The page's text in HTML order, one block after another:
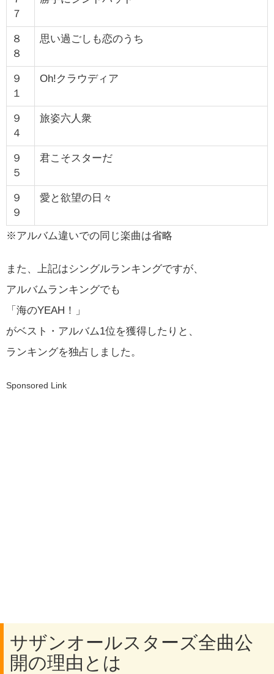
７
８
８
思い過ごしも恋のうち
９
１
Oh!クラウディア
９
４
旅姿六人衆
９
５
君こそスターだ
９
９
愛と欲望の日々
※アルバム違いでの同じ楽曲は省略
また、上記はシングルランキングですが、
アルバムランキングでも
「海のYEAH！」
がベスト・アルバム1位を獲得したりと、
ランキングを独占しました。
Sponsored Link
サザンオールスターズ全曲公
開の理由とは